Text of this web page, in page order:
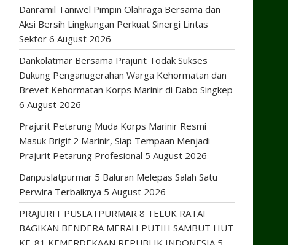
Danramil Taniwel Pimpin Olahraga Bersama dan
Aksi Bersih Lingkungan Perkuat Sinergi Lintas
Sektor 6 August 2026
Dankolatmar Bersama Prajurit Todak Sukses
Dukung Penganugerahan Warga Kehormatan dan
Brevet Kehormatan Korps Marinir di Dabo Singkep
6 August 2026
Prajurit Petarung Muda Korps Marinir Resmi
Masuk Brigif 2 Marinir, Siap Tempaan Menjadi
Prajurit Petarung Profesional 5 August 2026
Danpuslatpurmar 5 Baluran Melepas Salah Satu
Perwira Terbaiknya 5 August 2026
PRAJURIT PUSLATPURMAR 8 TELUK RATAI
BAGIKAN BENDERA MERAH PUTIH SAMBUT HUT
KE-81 KEMERDEKAAN REPUBLIK INDONESIA 5